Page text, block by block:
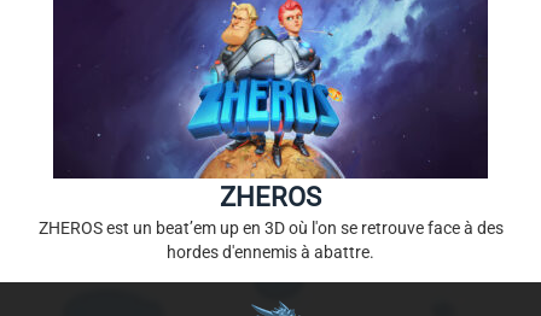
ZHEROS
ZHEROS est un beat’em up en 3D où l'on se retrouve face à des
hordes d'ennemis à abattre.